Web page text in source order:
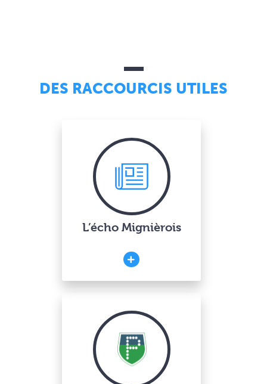
DES RACCOURCIS UTILES
L’écho Mignièrois